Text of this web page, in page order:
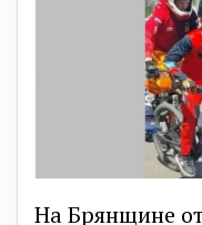
На Брянщине